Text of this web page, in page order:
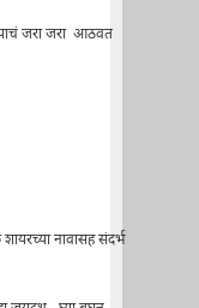
जरा जरा आठवत
नावासह संदर्भ